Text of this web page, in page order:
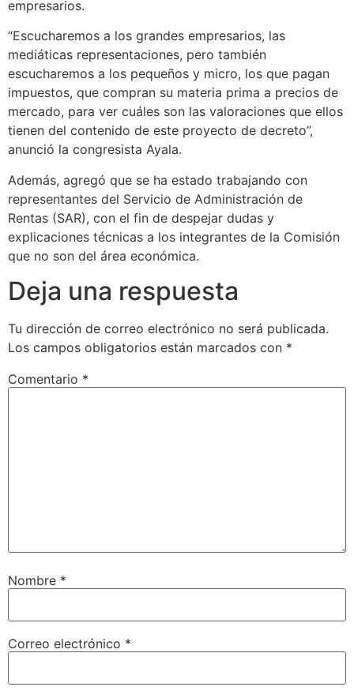
empresarios.
“Escucharemos a los grandes empresarios, las
mediáticas representaciones, pero también
escucharemos a los pequeños y micro, los que pagan
impuestos, que compran su materia prima a precios de
mercado, para ver cuáles son las valoraciones que ellos
tienen del contenido de este proyecto de decreto”,
anunció la congresista Ayala.
Además, agregó que se ha estado trabajando con
representantes del Servicio de Administración de
Rentas (SAR), con el fin de despejar dudas y
explicaciones técnicas a los integrantes de la Comisión
que no son del área económica.
Deja una respuesta
Tu dirección de correo electrónico no será publicada.
Los campos obligatorios están marcados con *
Comentario *
Nombre *
Correo electrónico *